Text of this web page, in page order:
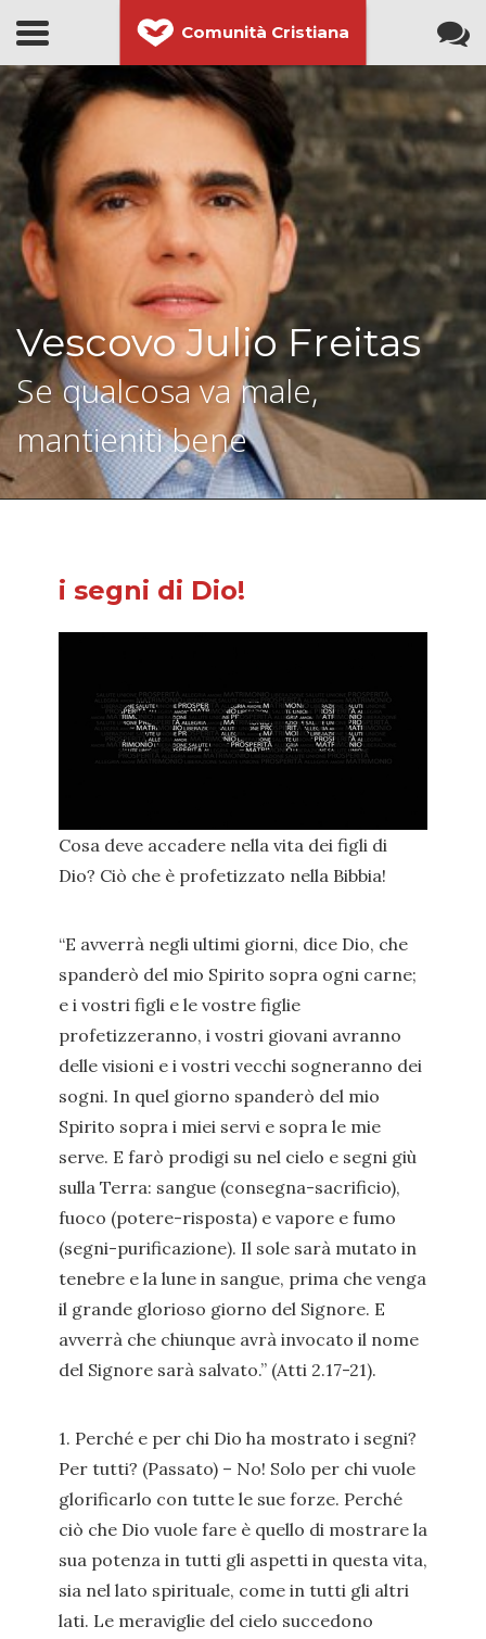
Comunità Cristiana
Vescovo Julio Freitas
Se qualcosa va male,
mantieniti bene
i segni di Dio!
Cosa deve accadere nella vita dei figli di
Dio? Ciò che è profetizzato nella Bibbia!
“E avverrà negli ultimi giorni, dice Dio, che
spanderò del mio Spirito sopra ogni carne;
e i vostri figli e le vostre figlie
profetizzeranno, i vostri giovani avranno
delle visioni e i vostri vecchi sogneranno dei
sogni. In quel giorno spanderò del mio
Spirito sopra i miei servi e sopra le mie
serve. E farò prodigi su nel cielo e segni giù
sulla Terra: sangue (consegna-sacrificio),
fuoco (potere-risposta) e vapore e fumo
(segni-purificazione). Il sole sarà mutato in
tenebre e la lune in sangue, prima che venga
il grande glorioso giorno del Signore. E
avverrà che chiunque avrà invocato il nome
del Signore sarà salvato.” (Atti 2.17-21).
1. Perché e per chi Dio ha mostrato i segni?
Per tutti? (Passato) – No! Solo per chi vuole
glorificarlo con tutte le sue forze. Perché
ciò che Dio vuole fare è quello di mostrare la
sua potenza in tutti gli aspetti in questa vita,
sia nel lato spirituale, come in tutti gli altri
lati. Le meraviglie del cielo succedono